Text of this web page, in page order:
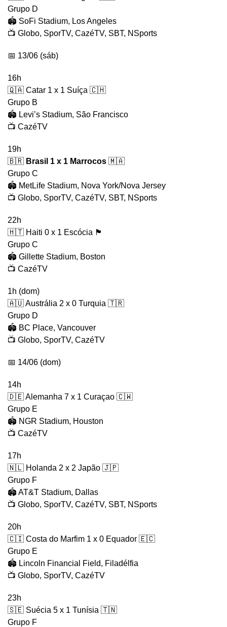
Grupo D
🏟️ SoFi Stadium, Los Angeles
📺 Globo, SporTV, CazéTV, SBT, NSports
📅 13/06 (sáb)
16h
🇶🇦 Catar 1 x 1 Suíça 🇨🇭
Grupo B
🏟️ Levi’s Stadium, São Francisco
📺 CazéTV
19h
🇧🇷 Brasil 1 x 1 Marrocos 🇲🇦
Grupo C
🏟️ MetLife Stadium, Nova York/Nova Jersey
📺 Globo, SporTV, CazéTV, SBT, NSports
22h
🇭🇹 Haiti 0 x 1 Escócia 🏴󠁧󠁢󠁳󠁣󠁴󠁿
Grupo C
🏟️ Gillette Stadium, Boston
📺 CazéTV
1h (dom)
🇦🇺 Austrália 2 x 0 Turquia 🇹🇷
Grupo D
🏟️ BC Place, Vancouver
📺 Globo, SporTV, CazéTV
📅 14/06 (dom)
14h
🇩🇪 Alemanha 7 x 1 Curaçao 🇨🇼
Grupo E
🏟️ NGR Stadium, Houston
📺 CazéTV
17h
🇳🇱 Holanda 2 x 2 Japão 🇯🇵
Grupo F
🏟️ AT&T Stadium, Dallas
📺 Globo, SporTV, CazéTV, SBT, NSports
20h
🇨🇮 Costa do Marfim 1 x 0 Equador 🇪🇨
Grupo E
🏟️ Lincoln Financial Field, Filadélfia
📺 Globo, SporTV, CazéTV
23h
🇸🇪 Suécia 5 x 1 Tunísia 🇹🇳
Grupo F